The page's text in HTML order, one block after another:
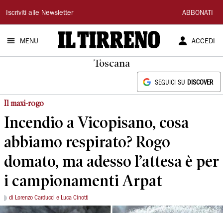
Il
Tirreno
Iscriviti alle Newsletter ABBONATI
MENU ACCEDI
Toscana
SEGUICI SU DISCOVER
Il maxi-rogo
Incendio a Vicopisano, cosa
abbiamo respirato? Rogo
domato, ma adesso l’attesa è per
i campionamenti Arpat
di Lorenzo Carducci e Luca Cinotti